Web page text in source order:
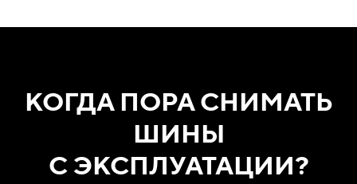
КОГДА ПОРА СНИМАТЬ
ШИНЫ
С ЭКСПЛУАТАЦИИ?